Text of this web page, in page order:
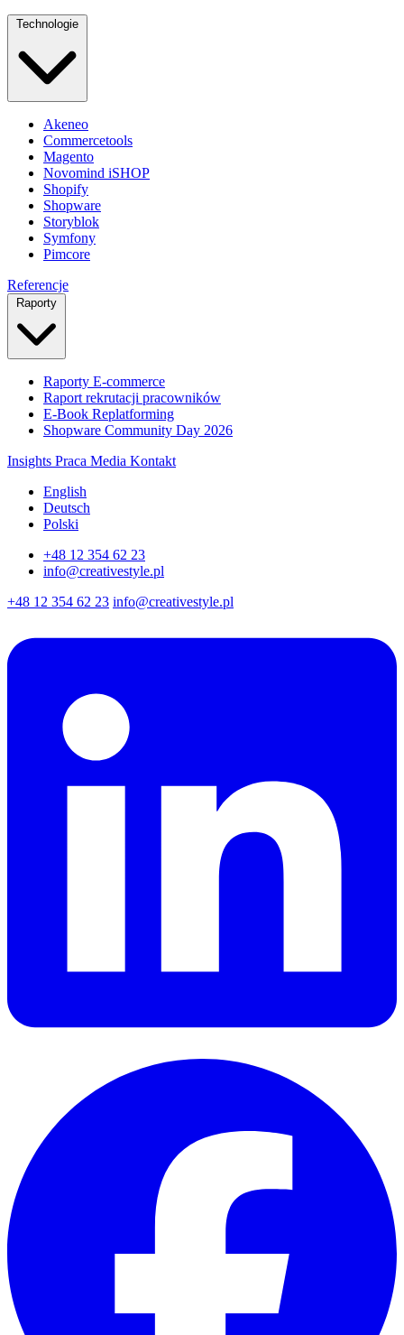
Technologie
Akeneo
Commercetools
Magento
Novomind iSHOP
Shopify
Shopware
Storyblok
Symfony
Pimcore
Referencje
Raporty
Raporty E-commerce
Raport rekrutacji pracowników
E-Book Replatforming
Shopware Community Day 2026
Insights Praca Media Kontakt
English
Deutsch
Polski
+48 12 354 62 23
info@creativestyle.pl
+48 12 354 62 23 info@creativestyle.pl